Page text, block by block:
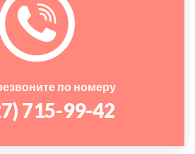
по номеру
715-99-42